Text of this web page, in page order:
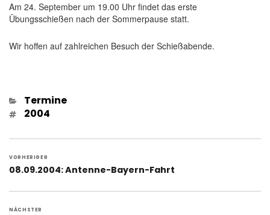
Am 24. September um 19.00 Uhr findet das erste
Übungsschießen nach der Sommerpause statt.
Wir hoffen auf zahlreichen Besuch der Schießabende.
Kategorien
Termine
Schlagwörter
2004
Beitragsnavigation
VORHERIGER
Vorheriger
08.09.2004: Antenne-Bayern-Fahrt
NÄCHSTER